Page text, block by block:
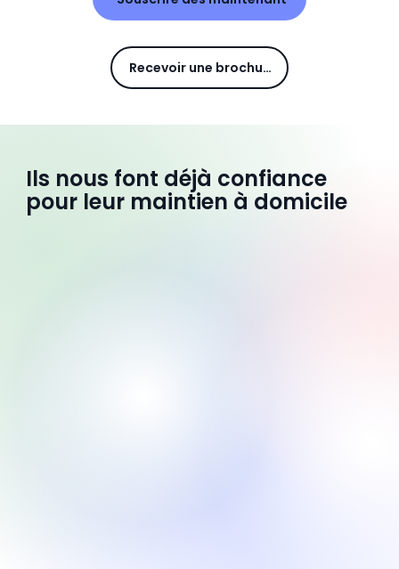
Recevoir une brochure
Ils nous font déjà confiance
pour leur maintien à domicile